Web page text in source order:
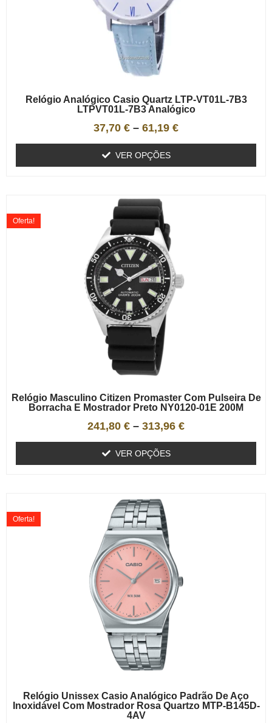
Relógio Analógico Casio Quartz LTP-VT01L-7B3
LTPVT01L-7B3 Analógico
37,70 € – 61,19 €
VER OPÇÕES
Relógio Masculino Citizen Promaster Com Pulseira De
Borracha E Mostrador Preto NY0120-01E 200M
Oferta!
241,80 € – 313,96 €
VER OPÇÕES
Relógio Unissex Casio Analógico Padrão De Aço
Inoxidável Com Mostrador Rosa Quartzo MTP-B145D-
4AV
Oferta!